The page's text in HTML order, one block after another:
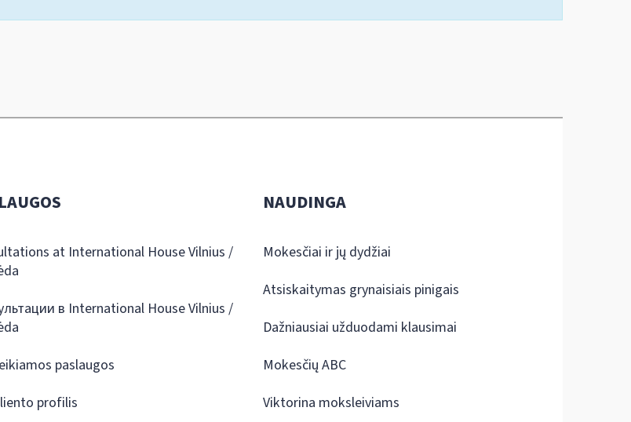
at International House Vilnius /
в International House Vilnius /
paslaugos
profilis
NAUDINGA
Mokesčiai ir jų dydžiai
Atsiskaitymas grynaisiais pinigais
Dažniausiai užduodami klausimai
Mokesčių ABC
Viktorina moksleiviams